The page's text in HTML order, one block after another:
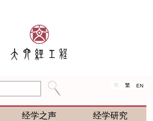
简 繁 EN
经学之声
经学研究